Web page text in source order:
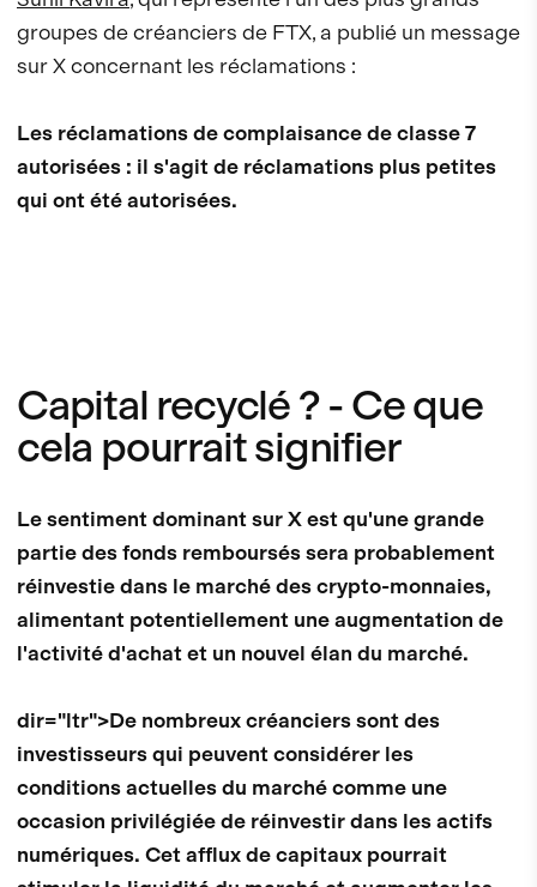
groupes de créanciers de FTX, a publié un message
sur X concernant les réclamations :
Les réclamations de complaisance de classe 7
autorisées : il s'agit de réclamations plus petites
qui ont été autorisées.
Capital recyclé ? - Ce que
cela pourrait signifier
Le sentiment dominant sur X est qu'une grande
partie des fonds remboursés sera probablement
réinvestie dans le marché des crypto-monnaies,
alimentant potentiellement une augmentation de
l'activité d'achat et un nouvel élan du marché.
dir="ltr">De nombreux créanciers sont des
investisseurs qui peuvent considérer les
conditions actuelles du marché comme une
occasion privilégiée de réinvestir dans les actifs
numériques. Cet afflux de capitaux pourrait